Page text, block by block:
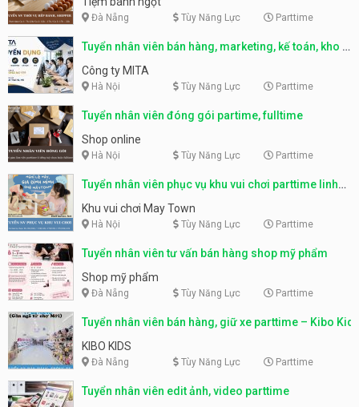
Đà Nẵng Tùy Năng Lực Parttime
Tuyển nhân viên bán hàng, marketing, kế toán, kho –
parttime, fulltime
Công ty MITA
Hà Nội Tùy Năng Lực Parttime
Tuyển nhân viên đóng gói partime, fulltime
Shop online
Hà Nội Tùy Năng Lực Parttime
Tuyển nhân viên phục vụ khu vui chơi parttime linh
động
Khu vui chơi May Town
Hà Nội Tùy Năng Lực Parttime
Tuyển nhân viên tư vấn bán hàng shop mỹ phẩm
Shop mỹ phẩm
Đà Nẵng Tùy Năng Lực Parttime
Tuyển nhân viên bán hàng, giữ xe parttime – Kibo Kid
KIBO KIDS
Đà Nẵng Tùy Năng Lực Parttime
Tuyển nhân viên edit ảnh, video parttime